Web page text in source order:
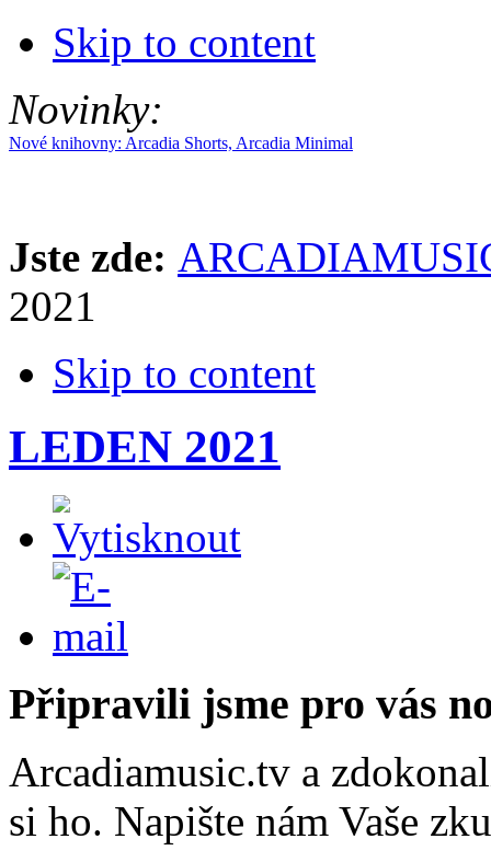
Skip to content
Novinky:
Nové knihovny: Arcadia Shorts, Arcadia Minimal
Jste zde:
2021
Skip to content
LEDEN 2021
Připravili jsme pro vás
Arcadiamusic.tv a
si ho. Napište nám Vaše